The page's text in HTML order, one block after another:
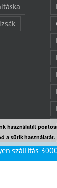
szállítás
használatát
a sütik használatát.